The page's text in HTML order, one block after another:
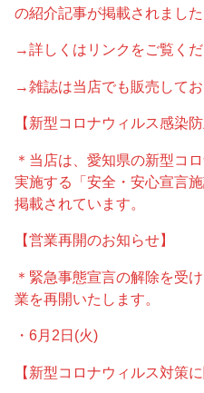
の紹介記事が掲載されました
→詳しくはリンクをご覧くだ
→雑誌は当店でも販売してお
【新型コロナウィルス感染
＊当店は、愛知県の新型コ
実施する「安全・安心宣言
掲載されています。
【営業再開のお知らせ】
＊緊急事態宣言の解除を受
業を再開いたします。
・6月2日(火)
【新型コロナウィルス対策